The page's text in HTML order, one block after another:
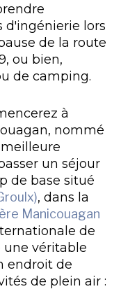
d'ingénierie lors
de la route
ou bien,
de camping.
à
nommé
un séjour
de base situé
, dans la
Manicouagan
de
une véritable
endroit de
de plein air :